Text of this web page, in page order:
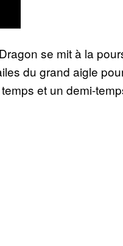
se mit à la
du grand aigle
et un demi-